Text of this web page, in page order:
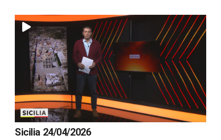
Sicilia 24/04/2026